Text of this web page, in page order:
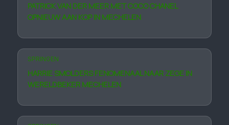
PATRICK VAN DER MEER MET COCO CHANEL
OPNIEUW AAN KOP IN MECHELEN
SPRINGEN
HARRIE SMOLDERS FENOMENAAL NAAR ZEGE IN
WERELDBEKER MECHELEN